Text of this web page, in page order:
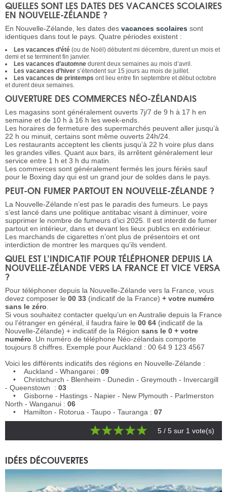
QUELLES SONT LES DATES DES VACANCES SCOLAIRES
EN NOUVELLE-ZÉLANDE ?
En Nouvelle-Zélande, les dates des vacances scolaires sont
identiques dans tout le pays. Quatre périodes existent :
Les vacances d’été (ou de Noël) débutent mi décembre, durent un mois et
demi et se terminent fin janvier.
Les vacances d’automne durent deux semaines au mois d’avril.
Les vacances d’hiver s’étendent sur 15 jours au mois de juillet.
Les vacances de printemps ont lieu entre fin septembre et début octobre
et durent deux semaines.
OUVERTURE DES COMMERCES NÉO-ZÉLANDAIS
Les magasins sont généralement ouverts 7j/7 de 9 h à 17 h en
semaine et de 10 h à 16 h les week-ends.
Les horaires de fermeture des supermarchés peuvent aller jusqu’à
22 h ou minuit, certains sont même ouverts 24h/24.
Les restaurants acceptent les clients jusqu’à 22 h voire plus dans
les grandes villes. Quant aux bars, ils arrêtent généralement leur
service entre 1 h et 3 h du matin.
Les commerces sont généralement fermés les jours fériés sauf
pour le Boxing day qui est un grand jour de soldes dans le pays.
PEUT-ON FUMER PARTOUT EN NOUVELLE-ZÉLANDE ?
La Nouvelle-Zélande n’est pas le paradis des fumeurs. Le pays
s’est lancé dans une politique antitabac visant à diminuer, voire
supprimer le nombre de fumeurs d’ici 2025. Il est interdit de fumer
partout en intérieur, dans et devant les lieux publics en extérieur.
Les marchands de cigarettes n’ont plus de présentoirs et ont
interdiction de montrer les marques qu’ils vendent.
QUEL EST L’INDICATIF POUR TÉLÉPHONER DEPUIS LA
NOUVELLE-ZÉLANDE VERS LA FRANCE ET VICE VERSA
?
Pour téléphoner depuis la Nouvelle-Zélande vers la France, vous
devez composer le 00 33 (indicatif de la France) + votre numéro
sans le zéro.
Si vous souhaitez contacter quelqu’un en Australie depuis la France
ou l’étranger en général, il faudra faire le 00 64 (indicatif de la
Nouvelle-Zélande) + indicatif de la Région sans le 0 + votre
numéro. Un numéro de téléphone Néo-zélandais comporte
toujours 8 chiffres. Exemple pour Auckland : 00 64 9 123 4567
Voici les différents indicatifs des régions en Nouvelle-Zélande :
• Auckland - Whangarei : 09
• Christchurch - Blenheim - Dunedin - Greymouth - Invercargill
- Queenstown : 03
• Gisborne - Hastings - Napier - New Plymouth - Parlmerston
North - Wanganui : 06
• Hamilton - Rotorua - Taupo - Tauranga : 07
5 / 5 sur 1 vote(s)
IDÉES DÉCOUVERTES